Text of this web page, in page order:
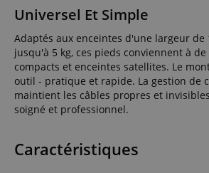
Universel Et Simple
Adaptés aux enceintes d'une largeur de
jusqu'à 5 kg, ces pieds conviennent à
compacts et enceintes satellites. Le
outil - pratique et rapide. La gestion de
maintient les câbles propres et
soigné et professionnel.
Caractéristiques